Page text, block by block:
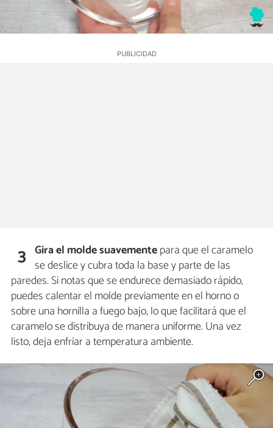
3 Gira el molde suavementepara que el caramelo
se deslice y cubra toda la base y parte de las
paredes. Si notas que se endurece demasiado rápido,
puedes calentar el molde previamente en el horno o
sobre una hornilla a fuego bajo, lo que facilitará que el
caramelo se distribuya de manera uniforme. Una vez
listo, deja enfriar a temperatura ambiente.